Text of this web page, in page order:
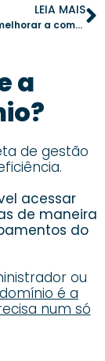
LEIA MAIS
3 formas de melhorar a comunicação condominial com tecnologia
a
de gestão
acessar
de maneira
do
ou
é a
num só